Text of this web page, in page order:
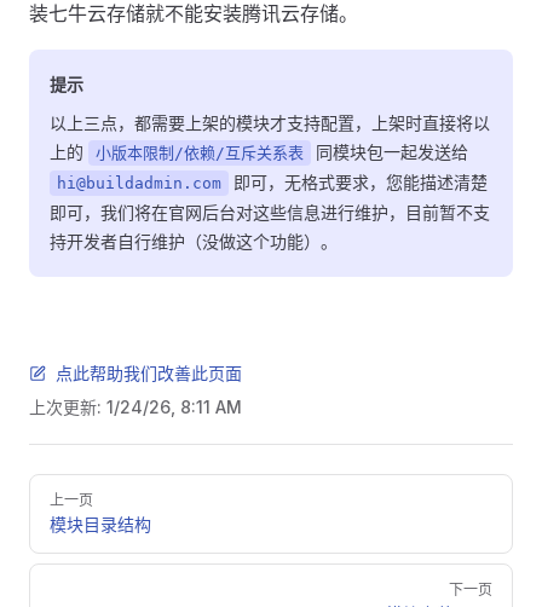
装七牛云存储就不能安装腾讯云存储。
提示
以上三点，都需要上架的模块才支持配置，上架时直接将以
上的
小版本限制/依赖/互斥关系表 同模块包一起发送给
hi@buildadmin.com
即可，无格式要求，您能描述清楚
即可，我们将在官网后台对这些信息进行维护，目前暂不支
持开发者自行维护（没做这个功能）。
点此帮助我们改善此页面
上次更新: 1/24/26, 8:11 AM
Pager
上一页
模块目录结构
下一页